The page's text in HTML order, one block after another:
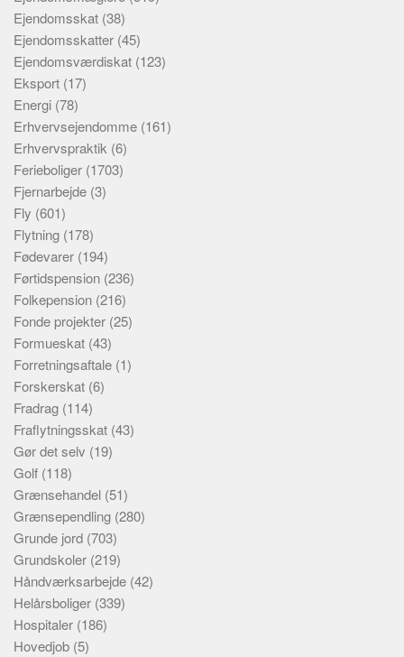
Ejendomsskat (38)
Ejendomsskatter (45)
Ejendomsværdiskat (123)
Eksport (17)
Energi (78)
Erhvervsejendomme (161)
Erhvervspraktik (6)
Ferieboliger (1703)
Fjernarbejde (3)
Fly (601)
Flytning (178)
Fødevarer (194)
Førtidspension (236)
Folkepension (216)
Fonde projekter (25)
Formueskat (43)
Forretningsaftale (1)
Forskerskat (6)
Fradrag (114)
Fraflytningsskat (43)
Gør det selv (19)
Golf (118)
Grænsehandel (51)
Grænsependling (280)
Grunde jord (703)
Grundskoler (219)
Håndværksarbejde (42)
Helårsboliger (339)
Hospitaler (186)
Hovedjob (5)